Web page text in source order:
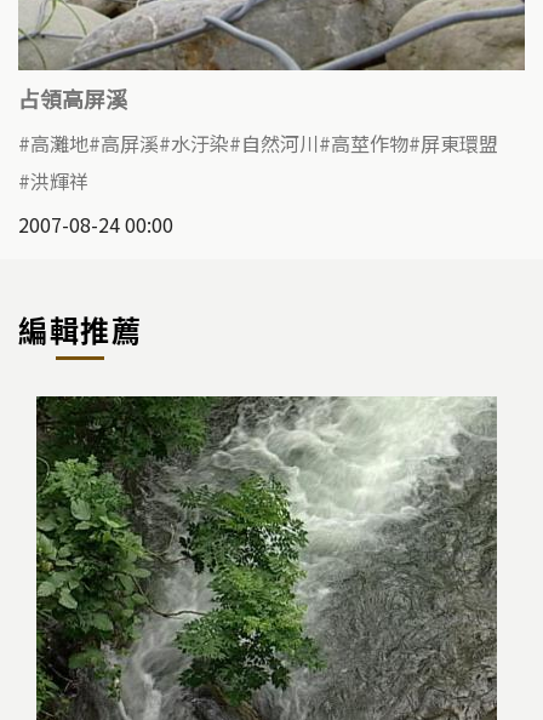
占領高屏溪
高灘地 高屏溪 水汙染 自然河川 高莖作物 屏東環盟
洪輝祥
2007-08-24 00:00
編輯推薦